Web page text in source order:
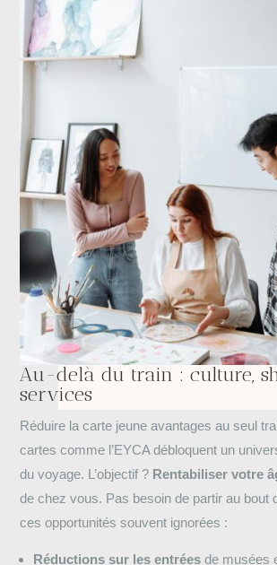
Au-delà du train : culture,
services
Réduire la carte jeune avantages au seul
cartes comme l’EYCA débloquent un
du voyage. L’objectif ? Rentabiliser votre
de chez vous. Pas besoin de partir au bout
ces opportunités souvent ignorées :
Réductions sur les entrées de musées